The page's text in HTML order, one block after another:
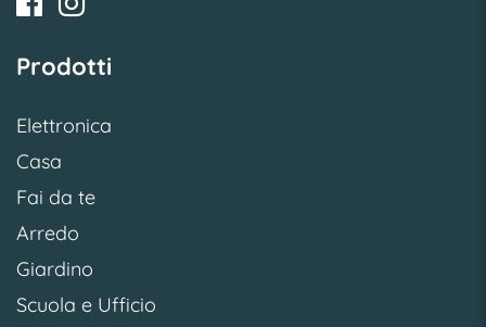
Prodotti
Elettronica
Casa
Fai da te
Arredo
Giardino
Scuola e Ufficio